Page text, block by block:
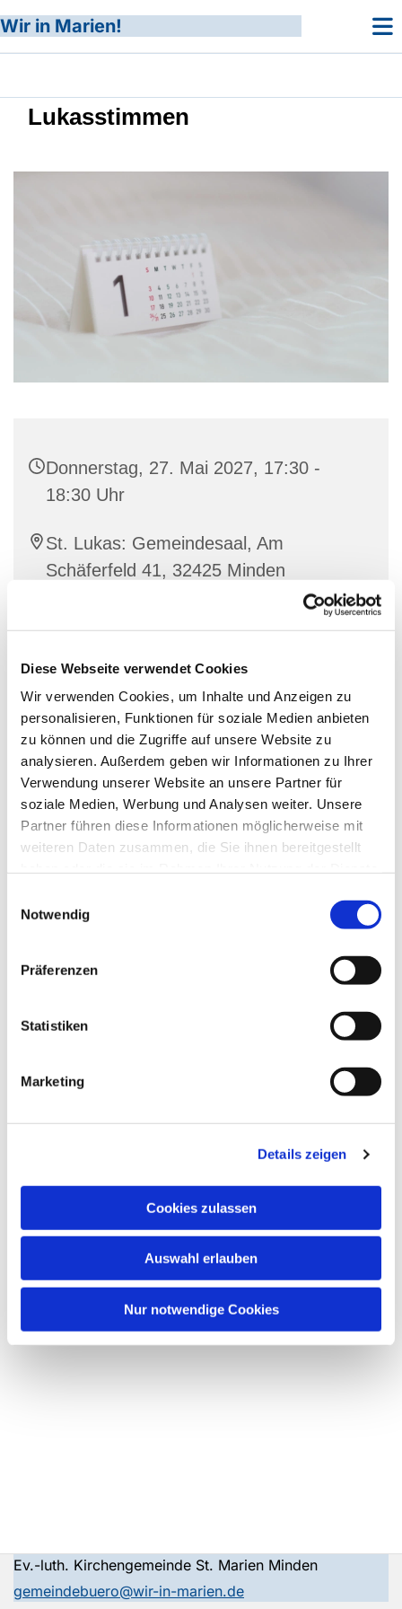
Diese Webseite verwendet Cookies
Wir verwenden Cookies, um Inhalte und Anzeigen zu
personalisieren, Funktionen für soziale Medien anbieten
zu können und die Zugriffe auf unsere Website zu
analysieren. Außerdem geben wir Informationen zu Ihrer
Verwendung unserer Website an unsere Partner für
soziale Medien, Werbung und Analysen weiter. Unsere
Partner führen diese Informationen möglicherweise mit
weiteren Daten zusammen, die Sie ihnen bereitgestellt
Notwendig
Präferenzen
Statistiken
Marketing
Details zeigen
Cookies zulassen
Auswahl erlauben
Nur notwendige Cookies
Wir in Marien!
Lukasstimmen
Donnerstag, 27. Mai 2027, 17:30 -
18:30 Uhr
St. Lukas: Gemeindesaal, Am
Schäferfeld 41, 32425 Minden
Dies könnte Sie auch
Ev.-luth. Kirchengemeinde St. Marien Minden
gemeindebuero@wir-in-marien.de